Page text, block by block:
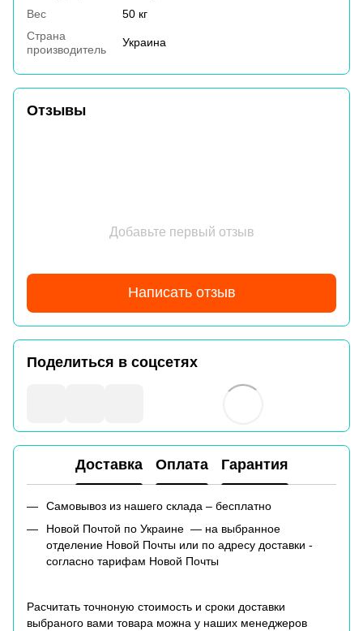
Вес
50 кг
Страна
производитель
Украина
Отзывы
Добавьте первый отзыв
Написать отзыв
Поделиться в соцсетях
Доставка Оплата Гарантия
Самовывоз из нашего склада – бесплатно
Новой Почтой по Украине — на выбранное
отделение Новой Почты или по адресу доставки -
согласно тарифам Новой Почты
Расчитать точноную стоимость и сроки доставки
выбраного вами товара можна у наших менеджеров